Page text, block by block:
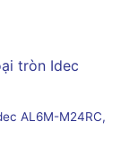
AL6M-M24RC,